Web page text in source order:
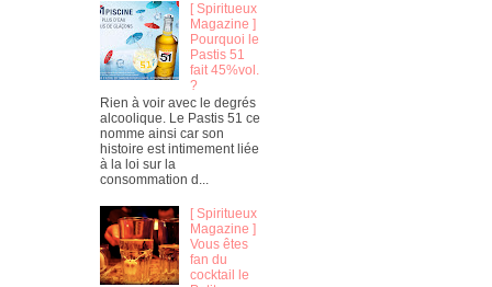
[ Spiritueux
Magazine ]
Pourquoi le
Pastis 51
fait 45%vol.
?
Rien à voir avec le degrés
alcoolique. Le Pastis 51 ce
nomme ainsi car son
histoire est intimement liée
à la loi sur la
consommation d...
[ Spiritueux
Magazine ]
Vous êtes
fan du
cocktail le